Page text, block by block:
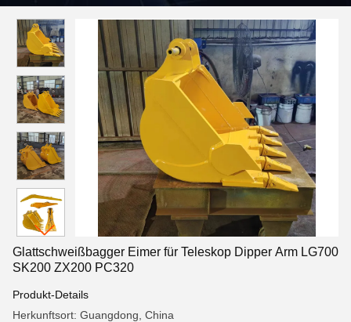
Glattschweißbagger Eimer für Teleskop Dipper Arm LG700
SK200 ZX200 PC320
Produkt-Details
Herkunftsort: Guangdong, China